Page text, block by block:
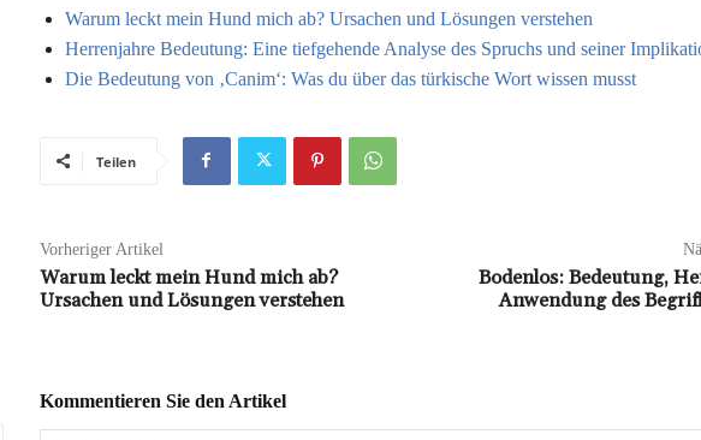
Warum leckt mein Hund mich ab? Ursachen und Lösungen verstehen
Herrenjahre Bedeutung: Eine tiefgehende Analyse des Spruchs und seiner
Die Bedeutung von ‚Canim‘: Was du über das türkische Wort wissen musst
Teilen
Vorheriger Artikel
Warum leckt mein Hund mich ab?
Ursachen und Lösungen verstehen
Bodenlos: Bedeutung,
Anwendung des
Kommentieren Sie den Artikel